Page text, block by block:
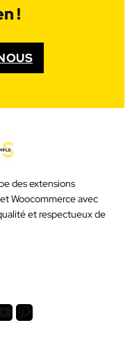
!
des extensions
Woocommerce avec
et respectueux de
Pinterest